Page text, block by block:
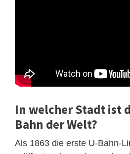
In welcher Stadt ist
Bahn der Welt?
Als 1863 die erste U-Bahn-